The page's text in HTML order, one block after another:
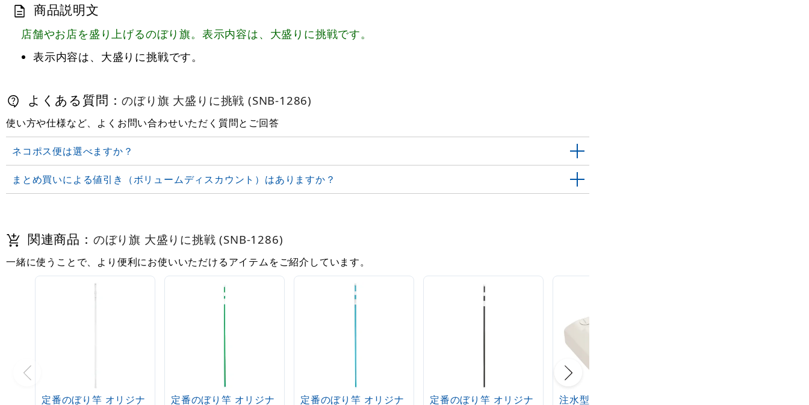
商品説明文
店舗やお店を盛り上げるのぼり旗。表示内容は、大盛りに挑戦です。
表示内容は、大盛りに挑戦です。
よくある質問：のぼり旗 大盛りに挑戦 (SNB-1286)
使い方や仕様など、よくお問い合わせいただく質問とご回答
ネコポス便は選べますか？
まとめ買いによる値引き（ボリュームディスカウント）はありますか？
関連商品： のぼり旗 大盛りに挑戦 (SNB-1286)
一緒に使うことで、より便利にお使いいただけるアイテムをご紹介しています。
定番のぼり竿 オリジナ
定番のぼり竿 オリジナ
定番のぼり竿 オリジナ
定番のぼり竿 オリジナ
注水型マルチのぼりス